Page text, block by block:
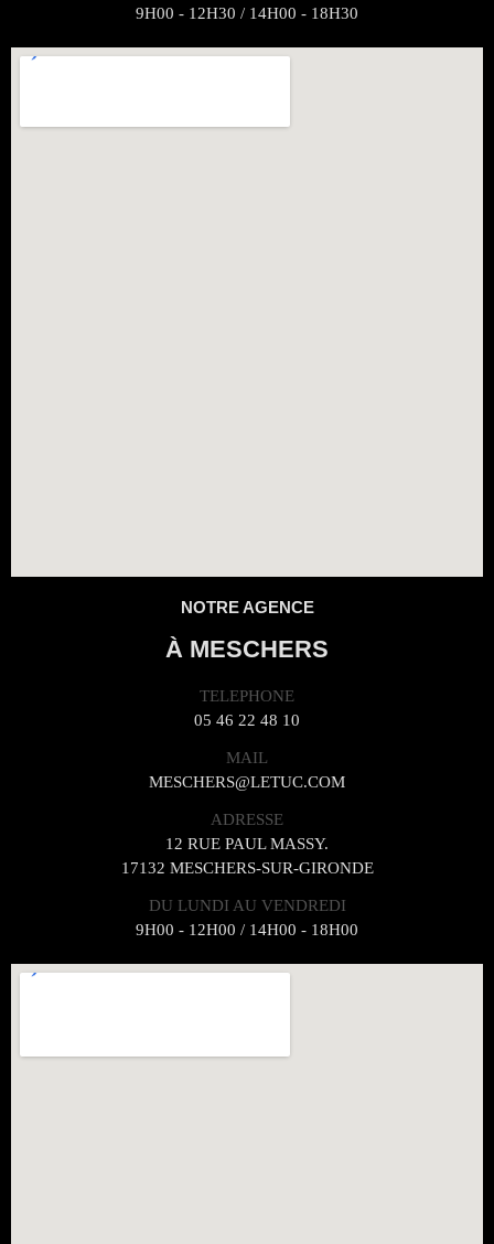
9H00 - 12H30 / 14H00 - 18H30
NOTRE AGENCE
À MESCHERS
TELEPHONE
05 46 22 48 10
MAIL
MESCHERS@LETUC.COM
ADRESSE
12 RUE PAUL MASSY.
17132 MESCHERS-SUR-GIRONDE
DU LUNDI AU VENDREDI
9H00 - 12H00 / 14H00 - 18H00